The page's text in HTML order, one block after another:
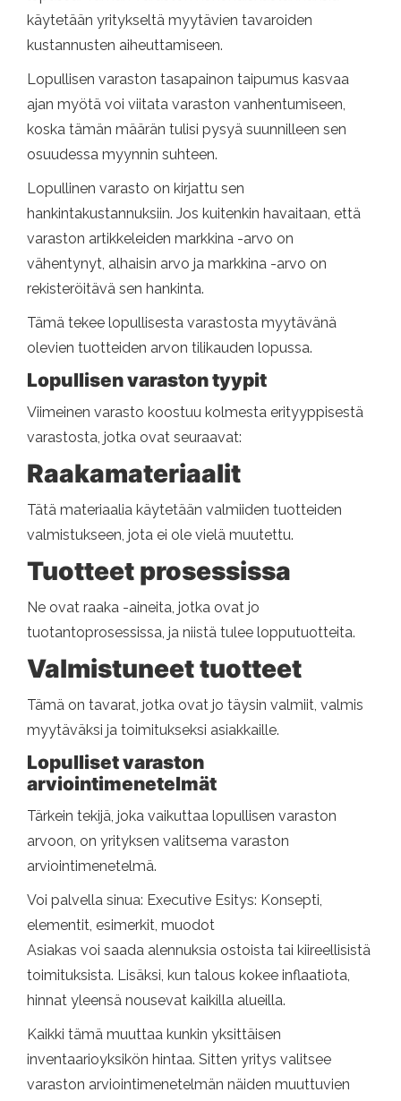
käytetään yritykseltä myytävien tavaroiden
kustannusten aiheuttamiseen.
Lopullisen varaston tasapainon taipumus kasvaa
ajan myötä voi viitata varaston vanhentumiseen,
koska tämän määrän tulisi pysyä suunnilleen sen
osuudessa myynnin suhteen.
Lopullinen varasto on kirjattu sen
hankintakustannuksiin. Jos kuitenkin havaitaan, että
varaston artikkeleiden markkina -arvo on
vähentynyt, alhaisin arvo ja markkina -arvo on
rekisteröitävä sen hankinta.
Tämä tekee lopullisesta varastosta myytävänä
olevien tuotteiden arvon tilikauden lopussa.
Lopullisen varaston tyypit
Viimeinen varasto koostuu kolmesta erityyppisestä
varastosta, jotka ovat seuraavat:
Raakamateriaalit
Tätä materiaalia käytetään valmiiden tuotteiden
valmistukseen, jota ei ole vielä muutettu.
Tuotteet prosessissa
Ne ovat raaka -aineita, jotka ovat jo
tuotantoprosessissa, ja niistä tulee lopputuotteita.
Valmistuneet tuotteet
Tämä on tavarat, jotka ovat jo täysin valmiit, valmis
myytäväksi ja toimitukseksi asiakkaille.
Lopulliset varaston
arviointimenetelmät
Tärkein tekijä, joka vaikuttaa lopullisen varaston
arvoon, on yrityksen valitsema varaston
arviointimenetelmä.
Voi palvella sinua: Executive Esitys: Konsepti,
elementit, esimerkit, muodot
Asiakas voi saada alennuksia ostoista tai kiireellisistä
toimituksista. Lisäksi, kun talous kokee inflaatiota,
hinnat yleensä nousevat kaikilla alueilla.
Kaikki tämä muuttaa kunkin yksittäisen
inventaarioyksikön hintaa. Sitten yritys valitsee
varaston arviointimenetelmän näiden muuttuvien